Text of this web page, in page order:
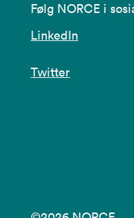
Følg NORCE i
LinkedIn
Twitter